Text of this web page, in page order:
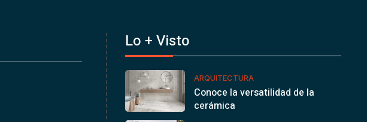
Lo + Visto
ARQUITECTURA
Conoce la versatilidad de la
cerámica